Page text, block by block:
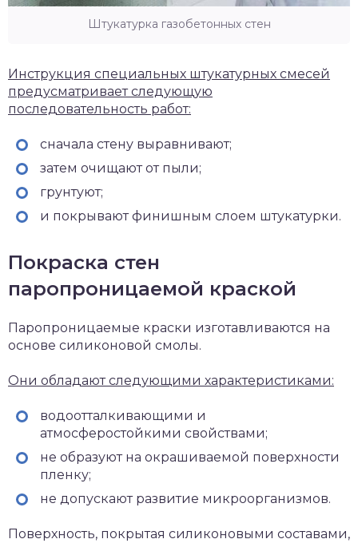
Штукатурка газобетонных стен
Инструкция специальных штукатурных смесей
предусматривает следующую
последовательность работ:
сначала стену выравнивают;
затем очищают от пыли;
грунтуют;
и покрывают финишным слоем штукатурки.
Покраска стен
паропроницаемой краской
Паропроницаемые краски изготавливаются на
основе силиконовой смолы.
Они обладают следующими характеристиками:
водоотталкивающими и
атмосферостойкими свойствами;
не образуют на окрашиваемой поверхности
пленку;
не допускают развитие микроорганизмов.
Поверхность, покрытая силиконовыми составами,